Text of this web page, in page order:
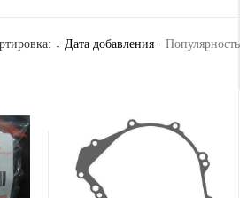
↓ Дата добавления · Популярность